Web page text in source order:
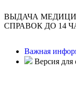
ВЫДАЧА
СПРАВОК ДО 14
Важная
Версия для